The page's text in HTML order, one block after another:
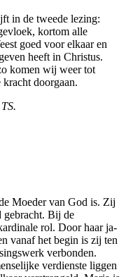
in de tweede lezing:
kortom alle
goed voor elkaar en
heeft in Christus.
komen wij weer tot
doorgaan.
Moeder van God is. Zij
gebracht. Bij de
rol. Door haar ja-
vanaf het begin is zij ten
verbonden.
verdienste liggen